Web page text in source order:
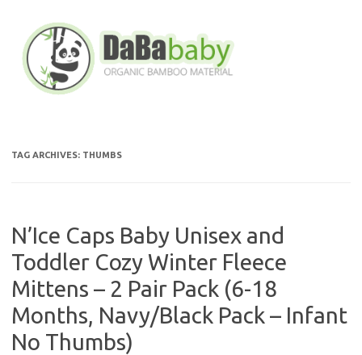
content
TAG ARCHIVES: THUMBS
N’Ice Caps Baby Unisex and
Toddler Cozy Winter Fleece
Mittens – 2 Pair Pack (6-18
Months, Navy/Black Pack – Infant
No Thumbs)